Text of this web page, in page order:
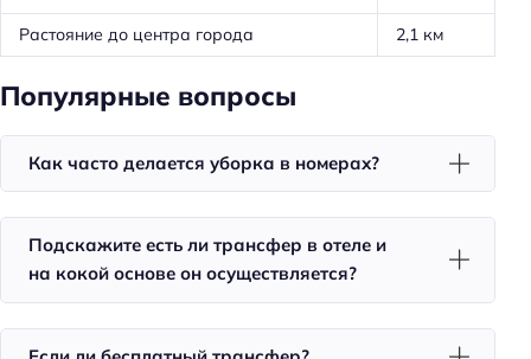
Кондиционер в номере
Доставка еды в номер
Телевизор в номере
Холодильник
Фен
Растояние до центра города
2,1 км
Популярные вопросы
Как часто делается уборка в номерах?
Подскажите есть ли трансфер в отеле и
на кокой основе он осуществляется?